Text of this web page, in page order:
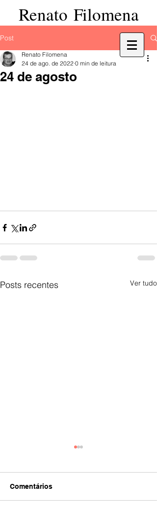
Renato Filomena
Post
24 de agosto
Renato Filomena
24 de ago. de 2022 0 min de leitura
Posts recentes Ver tudo
IA
Comentários